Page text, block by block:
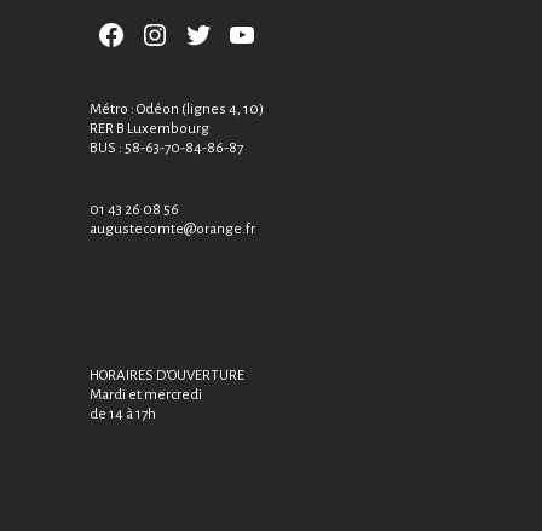
Facebook
Instagram
TwitterYouTube
Métro : Odéon (lignes 4, 10)
RER B Luxembourg
BUS : 58-63-70-84-86-87
01 43 26 08 56
augustecomte@orange.fr
HORAIRES D’OUVERTURE
Mardi et mercredi
de 14 à 17h